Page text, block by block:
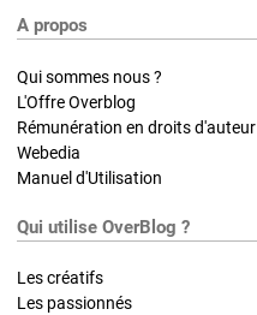
A propos
Qui sommes nous ?
L'Offre Overblog
Rémunération en droits d'auteur
Webedia
Manuel d'Utilisation
Qui utilise OverBlog ?
Les créatifs
Les passionnés